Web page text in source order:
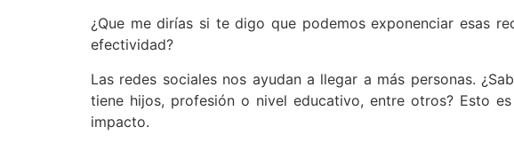
¿Que me dirías si te digo que podemos exponenciar esas
efectividad?
Las redes sociales nos ayudan a llegar a más personas.
tiene hijos, profesión o nivel educativo, entre otros? Esto
impacto.